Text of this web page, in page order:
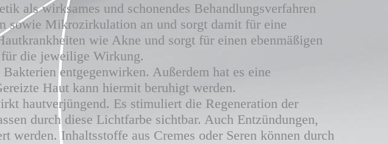
als wirksames und schonendes Behandlungsverfahren
sowie Mikrozirkulation an und sorgt damit für eine
wie Akne und sorgt für einen ebenmäßigen
die jeweilige Wirkung.
entgegenwirken. Außerdem hat es eine
Haut kann hiermit beruhigt werden.
hautverjüngend. Es stimuliert die Regeneration der
durch diese Lichtfarbe sichtbar. Auch Entzündungen,
werden. Inhaltsstoffe aus Cremes oder Seren können durch